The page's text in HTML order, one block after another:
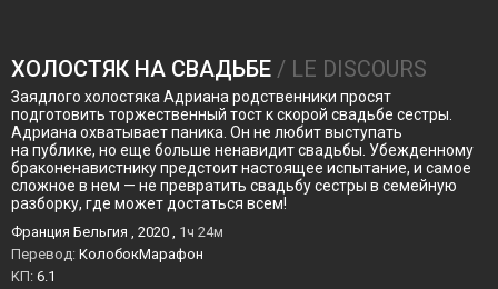
ХОЛОСТЯК НА СВАДЬБЕ / LE DISCOURS
Заядлого холостяка Адриана родственники просят
подготовить торжественный тост к скорой свадьбе сестры.
Адриана охватывает паника. Он не любит выступать
на публике, но еще больше ненавидит свадьбы. Убежденному
браконенавистнику предстоит настоящее испытание, и самое
сложное в нем — не превратить свадьбу сестры в семейную
разборку, где может достаться всем!
Франция Бельгия , 2020 , 1ч 24м
Перевод: КолобокМарафон
KП: 6.1